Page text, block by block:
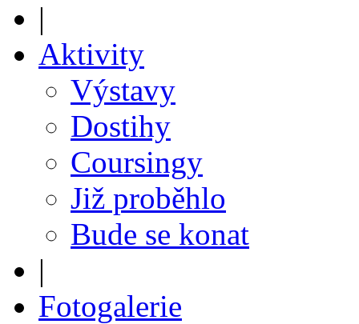
|
Aktivity
Výstavy
Dostihy
Coursingy
Již proběhlo
Bude se konat
|
Fotogalerie